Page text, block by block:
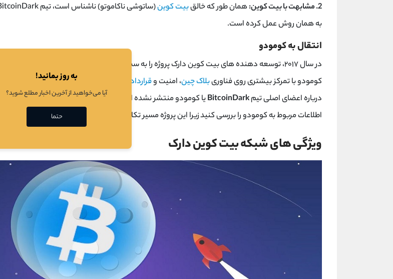
2. مشابهت با بیت کوین:
همان ‌طور که خالقبیت کوین
به همان روش عمل کرده است.
انتقال به کومودو
کومودو با تمرکز بیشتری روی فناوریبلاک چین، امنیت وقراردادهای هوشمند
کار کرد. با این حال، جزئیات
درباره اعضای اصلی تیمBitcoinDarkیا کومودو منتشر نشده است. اگر علاقه دارید، می ‌توانید تاریخچه و
اطلاعات مربوط به کومودو را بررسی کنید زیرا این پروژه مسیر تکامل بیت کوین دارک را ادامه داده است.
ویژگی های شبکه بیت کوین دارک
به روز بمانید!
آیا می‌خواهید از آخرین اخبار مطلع شوید؟
حتما